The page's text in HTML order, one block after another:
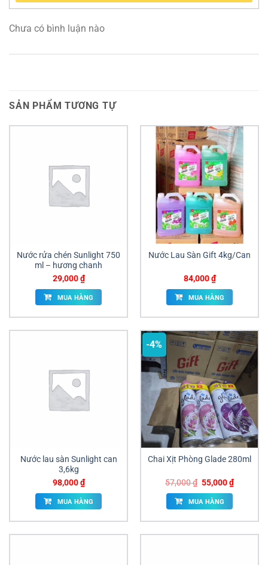
Chưa có bình luận nào
SẢN PHẨM TƯƠNG TỰ
Nước rửa chén Sunlight 750
ml – hương chanh
29,000₫
MUA HÀNG
Nước Lau Sàn Gift 4kg/Can
84,000₫
MUA HÀNG
Nước lau sàn Sunlight can
3,6kg
98,000₫
MUA HÀNG
-4%
Chai Xịt Phòng Glade 280ml
57,000₫ Giá
gốc
là:
57,000 ₫.
55,000₫Giá
hiện
MUA HÀNG